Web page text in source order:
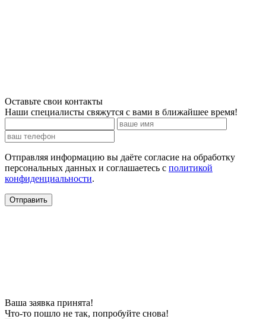
Оставьте свои контакты
Наши специалисты свяжутся с вами в ближайшее время!
Отправляя информацию вы даёте согласие на обработку
персональных данных и соглашаетесь c политикой
конфиденциальности.
Ваша заявка принята!
Что-то пошло не так, попробуйте снова!